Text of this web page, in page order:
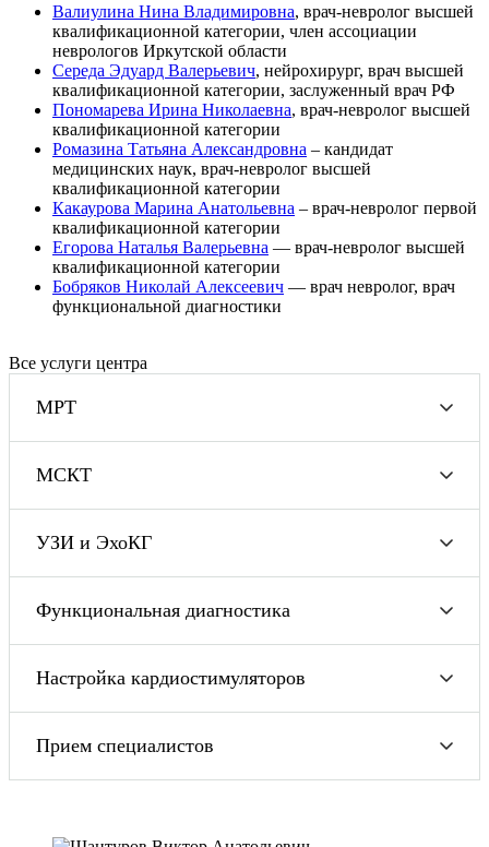
Валиулина Нина Владимировна, врач-невролог высшей
квалификационной категории, член ассоциации
неврологов Иркутской области
Середа Эдуард Валерьевич, нейрохирург, врач высшей
квалификационной категории, заслуженный врач РФ
Пономарева Ирина Николаевна, врач-невролог высшей
квалификационной категории
Ромазина Татьяна Александровна – кандидат
медицинских наук, врач-невролог высшей
квалификационной категории
Какаурова Марина Анатольевна – врач-невролог первой
квалификационной категории
Егорова Наталья Валерьевна — врач-невролог высшей
квалификационной категории
Бобряков Николай Алексеевич — врач невролог, врач
функциональной диагностики
Все услуги центра
МРТ
МСКТ
УЗИ и ЭхоКГ
Функциональная диагностика
Настройка кардиостимуляторов
Прием специалистов